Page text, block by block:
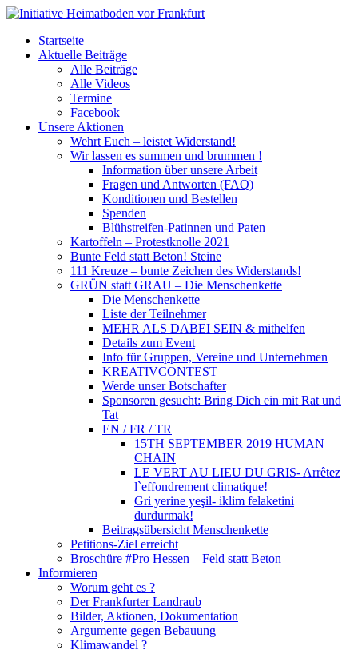
Startseite
Aktuelle Beiträge
Alle Beiträge
Alle Videos
Termine
Facebook
Unsere Aktionen
Wehrt Euch – leistet Widerstand!
Wir lassen es summen und brummen !
Information über unsere Arbeit
Fragen und Antworten (FAQ)
Konditionen und Bestellen
Spenden
Blühstreifen-Patinnen und Paten
Kartoffeln – Protestknolle 2021
Bunte Feld statt Beton! Steine
111 Kreuze – bunte Zeichen des Widerstands!
GRÜN statt GRAU – Die Menschenkette
Die Menschenkette
Liste der Teilnehmer
MEHR ALS DABEI SEIN & mithelfen
Details zum Event
Info für Gruppen, Vereine und Unternehmen
KREATIVCONTEST
Werde unser Botschafter
Sponsoren gesucht: Bring Dich ein mit Rat und
Tat
EN / FR / TR
15TH SEPTEMBER 2019 HUMAN
CHAIN
LE VERT AU LIEU DU GRIS- Arrêtez
l`effondrement climatique!
Gri yerine yeşil- iklim felaketini
durdurmak!
Beitragsübersicht Menschenkette
Petitions-Ziel erreicht
Broschüre #Pro Hessen – Feld statt Beton
Informieren
Worum geht es ?
Der Frankfurter Landraub
Bilder, Aktionen, Dokumentation
Argumente gegen Bebauung
Klimawandel ?